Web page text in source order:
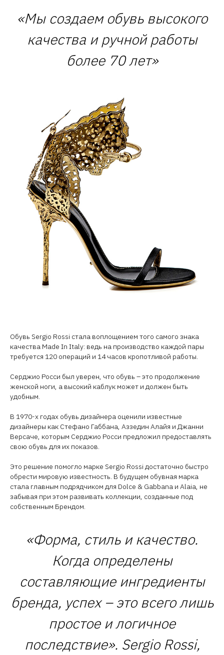
«Мы создаем обувь высокого
качества и ручной работы
более 70 лет»
Обувь Sergio Rossi стала воплощением того самого знака
качества Made In Italy: ведь на производство каждой пары
требуется 120 операций и 14 часов кропотливой работы.
Серджио Росси был уверен, что обувь – это продолжение
женской ноги, а высокий каблук может и должен быть
удобным.
В 1970-х годах обувь дизайнера оценили известные
дизайнеры как Стефано Габбана, Аззедин Алайя и Джанни
Версаче, которым Серджио Росси предложил предоставлять
свою обувь для их показов.
Это решение помогло марке Sergio Rossi достаточно быстро
обрести мировую известность. В будущем обувная марка
стала главным подрядчиком для Dolce & Gabbana и Alaia, не
забывая при этом развивать коллекции, созданные под
собственным Брендом.
«Форма, стиль и качество.
Когда определены
составляющие ингредиенты
бренда, успех – это всего лишь
простое и логичное
последствие». Sergio Rossi,